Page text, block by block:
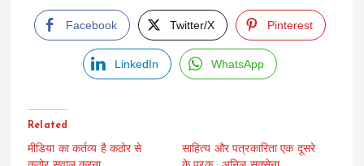
Facebook Twitter/X Pinterest
LinkedIn WhatsApp
Related
मीडिया का कर्तव्य है कठोर से
साहित्य और पत्रकारिता एक दूसरे